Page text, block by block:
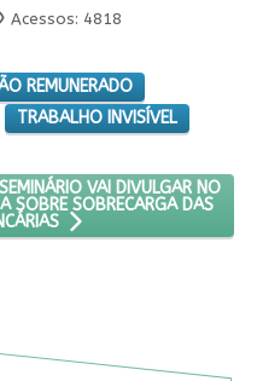
Acessos: 4818
REMUNERADO
TRABALHO INVISÍVEL
QUEM CUIDA?': SEMINÁRIO
VAI DIVULGAR NO
SOBRE SOBRECARGA DAS